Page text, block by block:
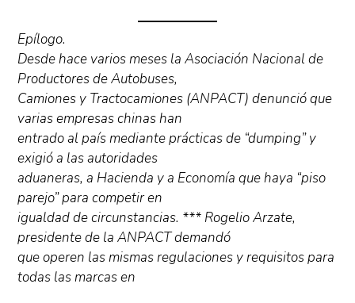
Epílogo.
Desde hace varios meses la Asociación Nacional de
Productores de Autobuses,
Camiones y Tractocamiones (ANPACT) denunció que
varias empresas chinas han
entrado al país mediante prácticas de “dumping” y
exigió a las autoridades
aduaneras, a Hacienda y a Economía que haya “piso
parejo” para competir en
igualdad de circunstancias. *** Rogelio Arzate,
presidente de la ANPACT demandó
que operen las mismas regulaciones y requisitos para
todas las marcas en